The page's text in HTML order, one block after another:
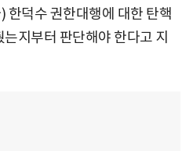
한덕수 권한대행에 대한 탄핵
지부터 판단해야 한다고 지